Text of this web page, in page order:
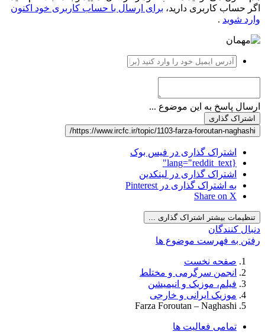
اگر حساب کاربری دارید، برای ارسال با حساب کاربری خود اکنون
وارد شوید .
ارسال پاسخ به این موضوع ...
اشتراک گذاری
https://www.ircfc.ir/topic/1103-farza-foroutan-naghashi/
اشتراک گذاری در فیس بوک
{lang="reddit_text"
اشتراک گذاری در لینکدین
به اشتراک گذاری در Pinterest
Share on X
تنظیمات بیشتر اشتراک گذاری ...
دنبال کنندگان
رفتن به فهرست موضوع ها
صفحه نخست
انجمن سرگرمی و مختلط
فیلم، موزیک و انیمیشن
موزیک ایرانی و خارجی
Farza Foroutan – Naghashi
تمامی فعالیت ها